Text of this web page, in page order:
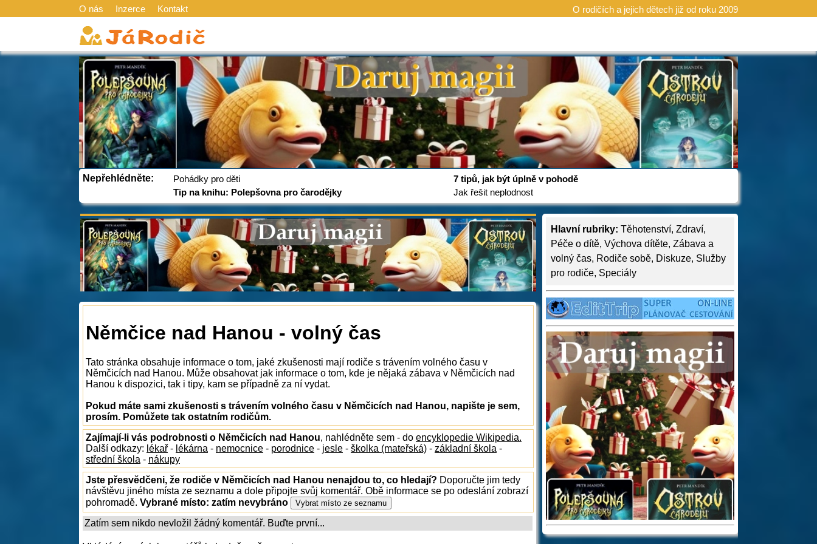
O nás Inzerce Kontakt O rodičích a jejich dětech již od roku 2009
Nepřehlédněte:
Pohádky pro děti
Tip na knihu: Polepšovna pro čarodějky
7 tipů, jak být úplně v pohodě
Jak řešit neplodnost
Hlavní rubriky: Těhotenství, Zdraví,
Péče o dítě, Výchova dítěte, Zábava a
volný čas, Rodiče sobě, Diskuze, Služby
pro rodiče, Speciály
Němčice nad Hanou - volný čas
Tato stránka obsahuje informace o tom, jaké zkušenosti mají rodiče s trávením volného času v
Němčicích nad Hanou. Může obsahovat jak informace o tom, kde je nějaká zábava v Němčicích nad
Hanou k dispozici, tak i tipy, kam se případně za ní vydat.
Pokud máte sami zkušenosti s trávením volného času v Němčicích nad Hanou, napište je sem,
prosím. Pomůžete tak ostatním rodičům.
Zajímají-li vás podrobnosti o Němčicích nad Hanou, nahlédněte sem - do encyklopedie Wikipedia.
Další odkazy: lékař - lékárna - nemocnice - porodnice - jesle - školka (mateřská) - základní škola -
střední škola - nákupy
Jste přesvědčeni, že rodiče v Němčicích nad Hanou nenajdou to, co hledají? Doporučte jim tedy
návštěvu jiného místa ze seznamu a dole připojte svůj komentář. Obě informace se po odeslání zobrazí
pohromadě. Vybrané místo: zatím nevybráno
Zatím sem nikdo nevložil žádný komentář. Buďte první...